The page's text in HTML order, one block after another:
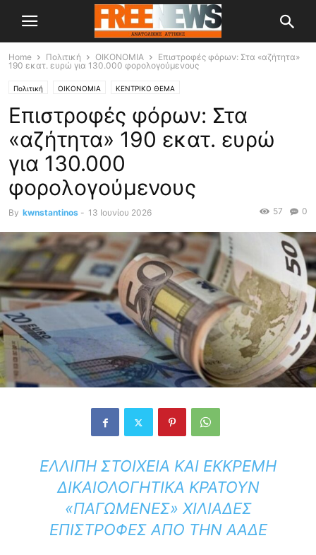
Home Πολιτική OIKONOMIA
Επιστροφές φόρων: Στα «αζήτητα»
190 εκατ. ευρώ για 130.000 φορολογούμενους
Πολιτική OIKONOMIA ΚΕΝΤΡΙΚΟ ΘΕΜΑ
Επιστροφές φόρων: Στα
«αζήτητα» 190 εκατ. ευρώ
για 130.000
φορολογούμενους
By kwnstantinos - 13 Ιουνίου 2026 0
57
ΕΛΛΙΠΉ ΣΤΟΙΧΕΊΑ ΚΑΙ ΕΚΚΡΕΜΉ
ΔΙΚΑΙΟΛΟΓΗΤΙΚΆ ΚΡΑΤΟΎΝ
«ΠΑΓΩΜΈΝΕΣ» ΧΙΛΙΆΔΕΣ
ΕΠΙΣΤΡΟΦΈΣ ΑΠΌ ΤΗΝ ΑΑΔΕ